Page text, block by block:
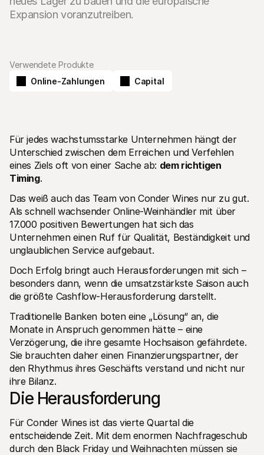
Technische Ressourcen
Discord community
Werden Sie Teil der Entwickler-Community
Über Mollie
Preise
Sehen Sie sich unsere Preise an
Über uns
Unsere Story und Werte
News
Lesen Sie aktuelle Mollie-
Neuigkeiten
Karriere
Kommen Sie zu uns - wir stellen ein!
Für Endkunden
Warum steht Mollie auf Ihrem Kontoauszug?
Für Mollie-Händler
Kontaktieren Sie unseren Händler-Support
Sales-Team kontaktieren
Erfahren Sie, wie wir Ihrem Unternehmen helfen können
Für jedes wachstumsstarke Unternehmen hängt der
Unterschied zwischen dem Erreichen und Verfehlen
eines Ziels oft von einer Sache ab: dem richtigen
Timing.
Das weiß auch das Team von Conder Wines nur zu gut.
Als schnell wachsender Online-Weinhändler mit über
17.000 positiven Bewertungen hat sich das
Unternehmen einen Ruf für Qualität, Beständigkeit und
unglaublichen Service aufgebaut.
Doch Erfolg bringt auch Herausforderungen mit sich –
besonders dann, wenn die umsatzstärkste Saison auch
die größte Cashflow-Herausforderung darstellt.
Traditionelle Banken boten eine „Lösung“ an, die
Monate in Anspruch genommen hätte – eine
Verzögerung, die ihre gesamte Hochsaison gefährdete.
Sie brauchten daher einen Finanzierungspartner, der
den Rhythmus ihres Geschäfts verstand und nicht nur
ihre Bilanz.
Die Herausforderung
Für Conder Wines ist das vierte Quartal die
entscheidende Zeit. Mit dem enormen Nachfrageschub
durch den Black Friday und Weihnachten müssen sie
Verwendete Produkte
Online-Zahlungen
Capital